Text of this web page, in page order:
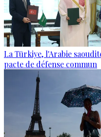
La Türkiye, l'Arabie
pacte de défense commun